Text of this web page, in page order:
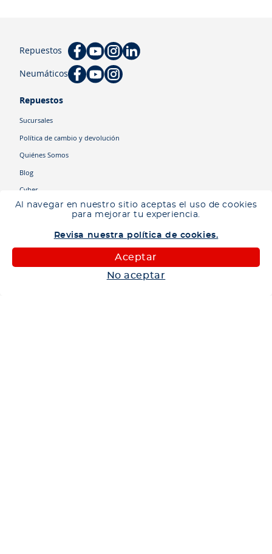
Al navegar en nuestro sitio aceptas el uso de cookies
para mejorar tu experiencia.
Revisa nuestra política de cookies.
Aceptar
No aceptar
Repuestos
Neumáticos
Repuestos
Sucursales
Política de cambio y devolución
Quiénes Somos
Blog
Cyber